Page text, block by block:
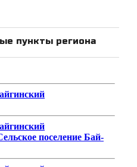
пункты региона